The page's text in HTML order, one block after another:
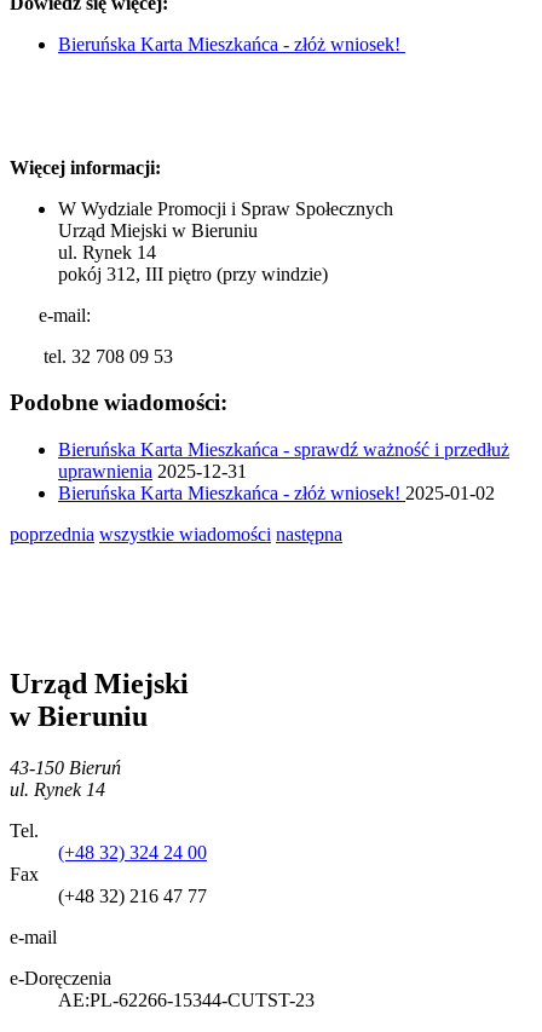
Bieruńska Karta Mieszkańca - złóż wniosek!
Więcej informacji:
W Wydziale Promocji i Spraw Społecznych
Urząd Miejski w Bieruniu
ul. Rynek 14
pokój 312, III piętro (przy windzie)
e-mail:
tel. 32 708 09 53
Podobne wiadomości:
Bieruńska Karta Mieszkańca - sprawdź ważność i przedłuż
uprawnienia 2025-12-31
Bieruńska Karta Mieszkańca - złóż wniosek! 2025-01-02
poprzednia wszystkie wiadomości następna
Urząd Miejski
w Bieruniu
43-150 Bieruń
ul. Rynek 14
Tel.
(+48 32) 324 24 00
Fax
(+48 32) 216 47 77
e-mail
e-Doręczenia
AE:PL-62266-15344-CUTST-23